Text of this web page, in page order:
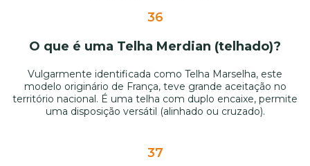
36
O que é uma Telha Merdian (telhado)?
Vulgarmente identificada como Telha Marselha, este
modelo originário de França, teve grande aceitação no
território nacional. É uma telha com duplo encaixe, permite
uma disposição versátil (alinhado ou cruzado).
37